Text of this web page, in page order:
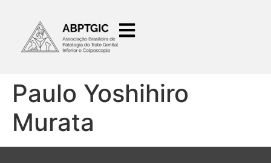
Paulo Yoshihiro
Murata